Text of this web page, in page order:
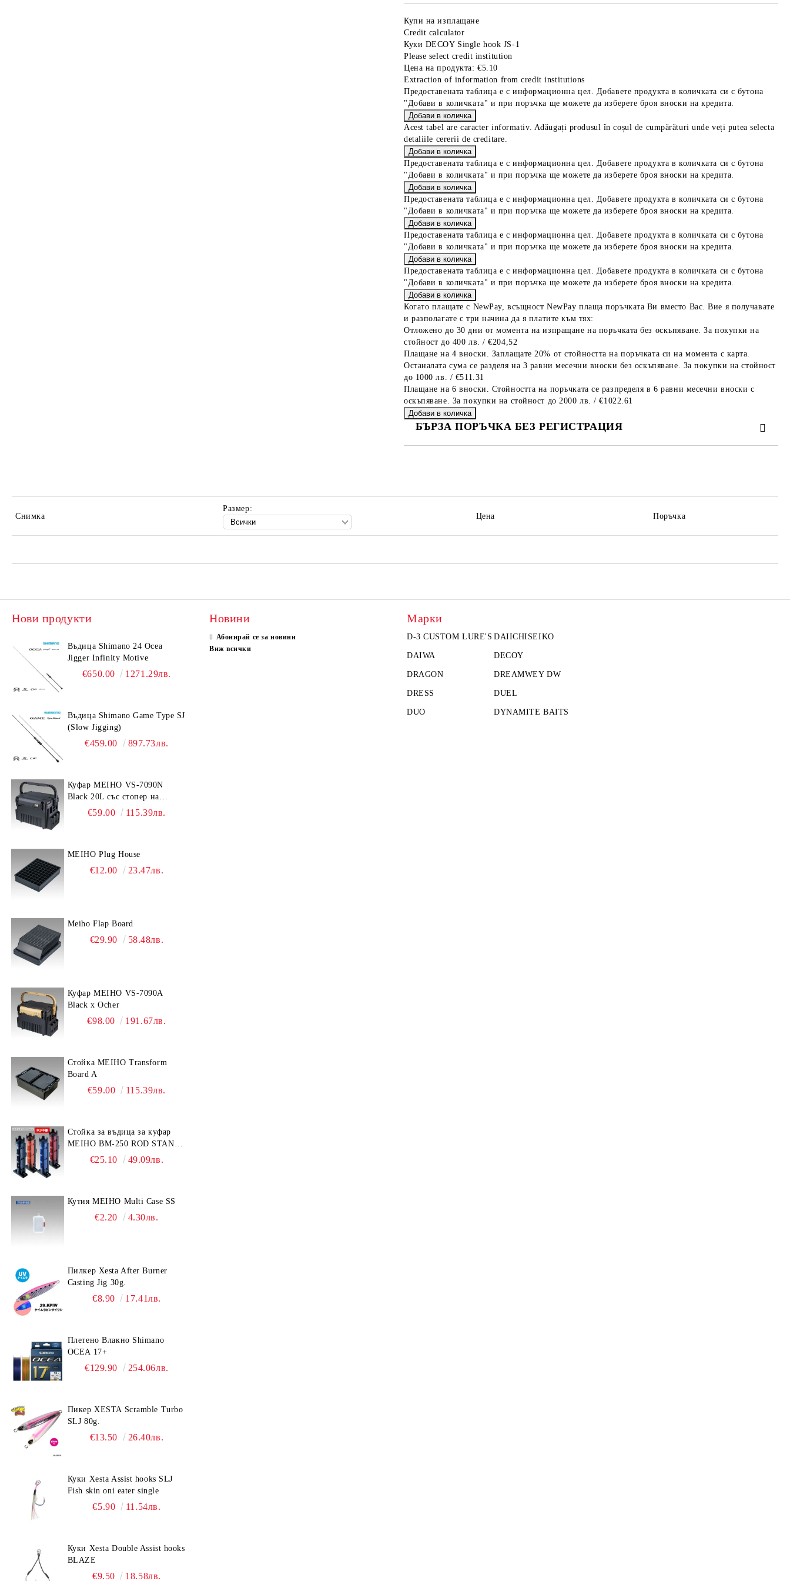
Купи на изплащане
Credit calculator
Куки DECOY Single hook JS-1
Please select credit institution
Цена на продукта: €5.10
Extraction of information from credit institutions
Предоставената таблица е с информационна цел. Добавете продукта в количката си с бутона
"Добави в количката" и при поръчка ще можете да изберете броя вноски на кредита.
Acest tabel are caracter informativ. Adăugați produsul în coșul de cumpărături unde veți putea selecta
detaliile cererii de creditare.
Предоставената таблица е с информационна цел. Добавете продукта в количката си с бутона
"Добави в количката" и при поръчка ще можете да изберете броя вноски на кредита.
Предоставената таблица е с информационна цел. Добавете продукта в количката си с бутона
"Добави в количката" и при поръчка ще можете да изберете броя вноски на кредита.
Предоставената таблица е с информационна цел. Добавете продукта в количката си с бутона
"Добави в количката" и при поръчка ще можете да изберете броя вноски на кредита.
Предоставената таблица е с информационна цел. Добавете продукта в количката си с бутона
"Добави в количката" и при поръчка ще можете да изберете броя вноски на кредита.
Когато плащате с NewPay, всъщност NewPay плаща поръчката Ви вместо Вас. Вие я получавате
и разполагате с три начина да я платите към тях:
Отложено до 30 дни от момента на изпращане на поръчката без оскъпяване. За покупки на
стойност до 400 лв. / €204,52
Плащане на 4 вноски. Заплащате 20% от стойността на поръчката си на момента с карта.
Останалата сума се разделя на 3 равни месечни вноски без оскъпяване. За покупки на стойност
до 1000 лв. / €511.31
Плащане на 6 вноски. Стойността на поръчката се разпределя в 6 равни месечни вноски с
оскъпяване. За покупки на стойност до 2000 лв. / €1022.61
БЪРЗА ПОРЪЧКА БЕЗ РЕГИСТРАЦИЯ
Снимка
Размер:
Цена
Поръчка
Нови продукти
Въдица Shimano 24 Ocea
Jigger Infinity Motive
€650.00 1271.29лв.
Въдица Shimano Game Type SJ
(Slow Jigging)
€459.00 897.73лв.
Куфар MEIHO VS-7090N
Black 20L със стопер на
дръжката€59.00 115.39лв.
MEIHO Plug House
€12.00 23.47лв.
Meiho Flap Board
€29.90 58.48лв.
Куфар MEIHO VS-7090A
Black x Ocher
€98.00 191.67лв.
Стойка MEIHO Transform
Board A
€59.00 115.39лв.
Стойка за въдица за куфар
MEIHO BM-250 ROD STAND
-Light Blue/Black color
€25.10 49.09лв.
Кутия MEIHO Multi Case SS
€2.20 4.30лв.
Пилкер Xesta After Burner
Casting Jig 30g.
€8.90 17.41лв.
Плетено Влакно Shimano
OCEA 17+
€129.90 254.06лв.
Пикер XESTA Scramble Turbo
SLJ 80g.
€13.50 26.40лв.
Куки Xesta Assist hooks SLJ
Fish skin oni eater single
€5.90 11.54лв.
Куки Xesta Double Assist hooks
BLAZE
€9.50 18.58лв.
Новини
Абонирай се за новини
Виж всички
Марки
D-3 CUSTOM LURE'S DAIICHISEIKO
DAIWA DECOY
DRAGON DREAMWEY DW
DRESS DUEL
DUO DYNAMITE BAITS